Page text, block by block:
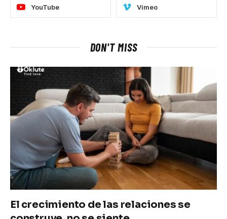
YouTube Vimeo
DON'T MISS
El crecimiento de las relaciones se